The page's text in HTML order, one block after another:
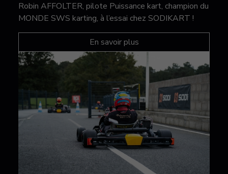
Robin AFFOLTER, pilote Puissance kart, champion du
MONDE SWS karting, à l’essai chez SODIKART !
En savoir plus